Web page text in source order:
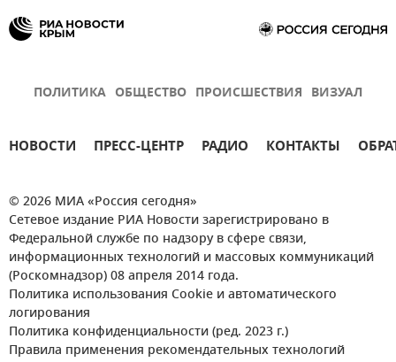
ПОЛИТИКА ОБЩЕСТВО ПРОИСШЕСТВИЯ ВИЗУАЛ
НОВОСТИ ПРЕСС-ЦЕНТР РАДИО КОНТАКТЫ
© 2026 МИА «Россия сегодня»
Сетевое издание РИА Новости зарегистрировано в
Федеральной службе по надзору в сфере связи,
информационных технологий и массовых коммуникаций
(Роскомнадзор) 08 апреля 2014 года.
Политика использования Cookie и автоматического
логирования
Политика конфиденциальности (ред. 2023 г.)
Правила применения рекомендательных технологий